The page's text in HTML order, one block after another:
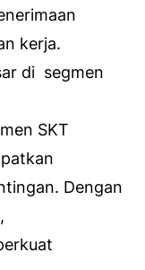
kerja.
di segmen
SKT
Dengan